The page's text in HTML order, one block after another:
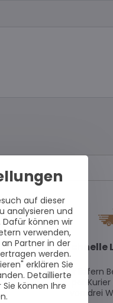
und
Schnelle
Wir liefern
per
von drei
auf dieser
analysieren und
können wir
verwenden,
Partner in der
werden.
erklären Sie
Detaillierte
können Ihre